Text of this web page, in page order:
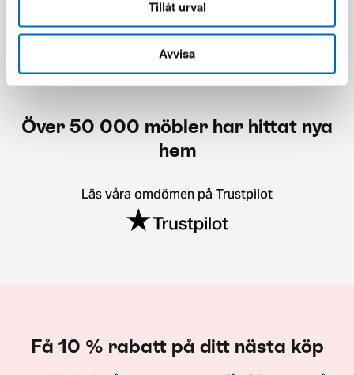
Tillåt urval
Avvisa
Över 50 000 möbler har hittat nya
hem
Läs våra omdömen på Trustpilot
Få 10 % rabatt på ditt nästa köp